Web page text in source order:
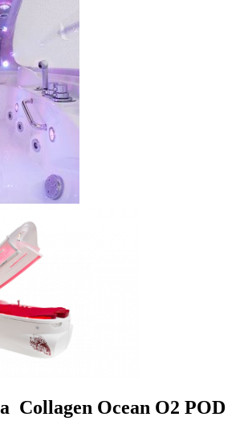
Collagen Ocean O2 POD